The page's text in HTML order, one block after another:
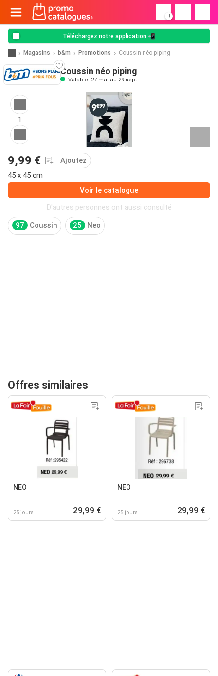
!
Téléchargez notre application 📲
Magasins b&m Promotions Coussin néo piping
Coussin néo piping
Valable: 27 mai au 29 sept.
1
9,99 €
Ajoutez
45 x 45 cm
Voir le catalogue
D'autres personnes ont aussi consulté
97 Coussin 25 Neo
Offres similaires
NEO
25 jours 29,99 €
NEO
25 jours 29,99 €